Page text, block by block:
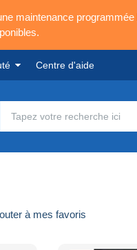
maintenance programmée
Centre d'aide
à mes favoris